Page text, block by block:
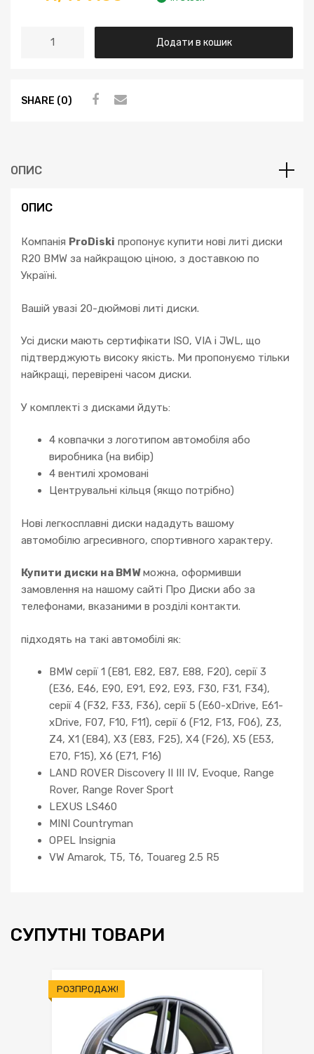
грн.11,800.00.
ціна:
грн.11,499.00.
BMW
F26
F15
E72
кількість
Додати в кошик
SHARE (0)
ОПИС
ОПИС
Компанія ProDiski пропонує купити нові литі диски
R20 BMW за найкращою ціною, з доставкою по
Україні.
Вашій увазі 20-дюймові литі диски.
Усі диски мають сертифікати ISO, VIA і JWL, що
підтверджують високу якість. Ми пропонуємо тільки
найкращі, перевірені часом диски.
У комплекті з дисками йдуть:
4 ковпачки з логотипом автомобіля або
виробника (на вибір)
4 вентилі хромовані
Центрувальні кільця (якщо потрібно)
Нові легкосплавні диски нададуть вашому
автомобілю агресивного, спортивного характеру.
Купити диски на BMWможна, оформивши
замовлення на нашому сайті Про Диски або за
телефонами, вказаними в розділі контакти.
підходять на такі автомобілі як:
BMW серії 1 (E81, E82, E87, E88, F20), серії 3
(E36, E46, E90, E91, E92, E93, F30, F31, F34),
серії 4 (F32, F33, F36), серії 5 (E60-xDrive, E61-
xDrive, F07, F10, F11), серії 6 (F12, F13, F06), Z3,
Z4, X1 (E84), X3 (E83, F25), X4 (F26), X5 (E53,
E70, F15), X6 (E71, F16)
LAND ROVER Discovery II III IV, Evoque, Range
Rover, Range Rover Sport
LEXUS LS460
MINI Countryman
OPEL Insignia
VW Amarok, T5, T6, Touareg 2.5 R5
СУПУТНІ ТОВАРИ
РОЗПРОДАЖ!